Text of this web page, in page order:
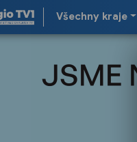
Všechny kraje